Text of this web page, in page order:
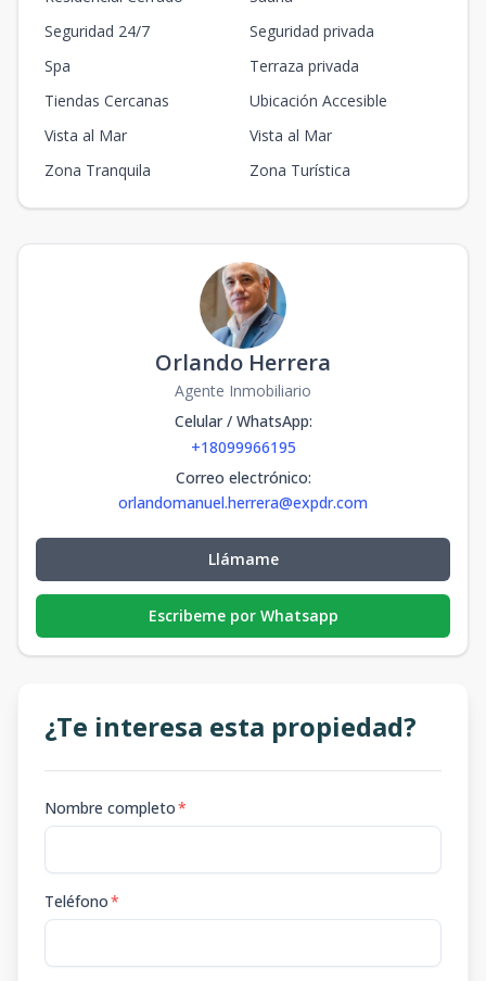
Seguridad 24/7
Seguridad privada
Spa
Terraza privada
Tiendas Cercanas
Ubicación Accesible
Vista al Mar
Vista al Mar
Zona Tranquila
Zona Turística
Orlando Herrera
Agente Inmobiliario
Celular / WhatsApp:
+18099966195
Correo electrónico:
orlandomanuel.herrera@expdr.com
Llámame
Escribeme por Whatsapp
¿Te interesa esta propiedad?
Nombre completo*
Teléfono*